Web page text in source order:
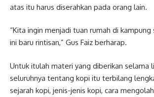
atas itu harus diserahkan pada orang lain.
“Kita ingin menjadi tuan rumah di kampung
ini baru rintisan,” Gus Faiz berharap.
Untuk itulah materi yang diberikan selama
seluruhnya tentang kopi itu terbilang
sejarah kopi, jenis-jenis kopi, cara